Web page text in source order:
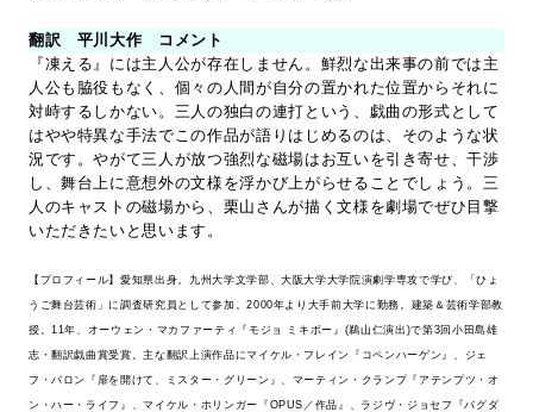
翻訳 平川大作 コメント
『凍える』には主人公が存在しません。鮮烈な出来事の前では主
人公も脇役もなく、個々の人間が自分の置かれた位置からそれに
対峙するしかない。三人の独白の連打という、戯曲の形式として
はやや特異な手法でこの作品が語りはじめるのは、そのような状
況です。やがて三人が放つ強烈な磁場はお互いを引き寄せ、干渉
し、舞台上に意想外の文様を浮かび上がらせることでしょう。三
人のキャストの磁場から、栗山さんが描く文様を劇場でぜひ目撃
いただきたいと思います。
【プロフィール】愛知県出身。九州大学文学部、大阪大学大学院演劇学専攻で学び、「ひょ
うご舞台芸術」に調査研究員として参加。2000年より大手前大学に勤務。建築＆芸術学部教
授。11年、オーウェン・マカファーティ『モジョ ミキボー』(鵜山仁演出)で第3回小田島雄
志・翻訳戯曲賞受賞。主な翻訳上演作品にマイケル・フレイン『コペンハーゲン』、ジェ
フ・バロン『扉を開けて、ミスター・グリーン』、マーティン・クランプ『アテンプツ・オ
ン・ハー・ライフ』、マイケル・ホリンガー『OPUS／作品』、ラジヴ・ジョセフ『バグダ